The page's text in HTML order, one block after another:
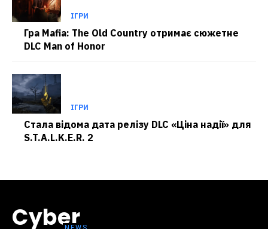
ІГРИ
Гра Mafia: The Old Country отримає сюжетне
DLC Man of Honor
ІГРИ
Стала відома дата релізу DLC «Ціна надії» для
S.T.A.L.K.E.R. 2
Cyber